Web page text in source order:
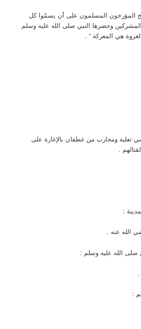
المؤرخون المسلمون على أن يسمّوا كل
وحضرها النبي صلى الله عليه وسلم
هي المعركة ” .
ثعلبة ومحارب من غطفان بالإغارة على
.
:
الله عنه .
الله عليه وسلم :
: